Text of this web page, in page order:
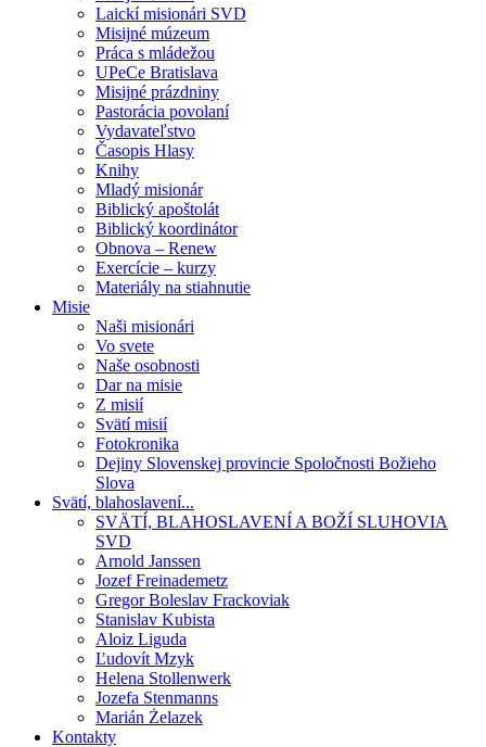
Laickí misionári SVD
Misijné múzeum
Práca s mládežou
UPeCe Bratislava
Misijné prázdniny
Pastorácia povolaní
Vydavateľstvo
Časopis Hlasy
Knihy
Mladý misionár
Biblický apoštolát
Biblický koordinátor
Obnova – Renew
Exercície – kurzy
Materiály na stiahnutie
Misie
Naši misionári
Vo svete
Naše osobnosti
Dar na misie
Z misií
Svätí misií
Fotokronika
Dejiny Slovenskej provincie Spoločnosti Božieho
Slova
Svätí, blahoslavení...
SVÄTÍ, BLAHOSLAVENÍ A BOŽÍ SLUHOVIA
SVD
Arnold Janssen
Jozef Freinademetz
Gregor Boleslav Frackoviak
Stanislav Kubista
Aloiz Liguda
Ľudovít Mzyk
Helena Stollenwerk
Jozefa Stenmanns
Marián Żelazek
Kontakty